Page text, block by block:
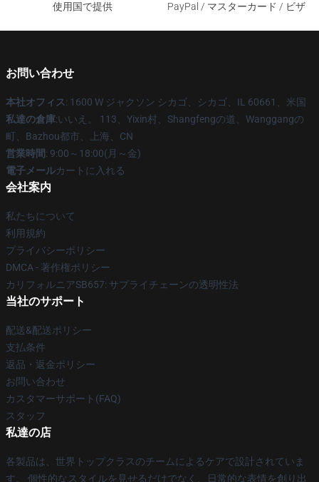
使用国で提供
PayPal / マスターカード / ビザ
お問い合わせ
本社オフィス: 1600 W ジャクソン シカゴ、シカゴ、IL 60661、米国
私達の倉庫:いいえ。 113、Yixin村、Shangfengの道、Wanggangの
町、Bazhou都市、上海、CN
営業時間: 9:00～18:00(月～金)
電子メールカートに入れる
会社案内
私たちについて
利用規約
プライバシーポリシー
DMCA - 著作権ポリシー
カリフォルニアSB657: サプライチェーンの透明性法
当社のサポート
配送&配送ポリシー
支払条件
返品・返金ポリシー
お問い合わせ
カスタマーサポート(FAQ)
スタッフ
私達の店
各製品は、世界トップクラスのチームによるケアで設計されていま
す。 個性的なスタイルを見せるだけでなく、日常的な表情を創り出